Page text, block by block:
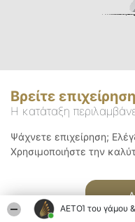
ΑΕΤΟΊ του γάμου
Βρείτε επιχείρηση
Η κατάταξη
Ψάχνετε επιχείρηση;
Χρησιμοποιήστε την